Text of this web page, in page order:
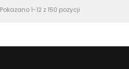
Pokazano 1-12 z 150 pozycji